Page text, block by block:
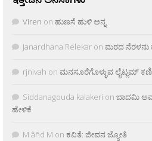
Viren on ಹುಣಸೆ ಹುಳಿ ಅನ್ನ
Janardhana Relekar on ಮರದ ನೆರಳನು
rjnivah on ಮನಸೂರೆಗೊಳ್ಳುವ ಲೈಟ್ಲಮ್
Siddanagouda kalakeri on ಬಾದಮಿ
ಹೇಳಿಕೆ
M âñd M on ಕವಿತೆ: ಜೀವನ ಜ್ಯೋತಿ